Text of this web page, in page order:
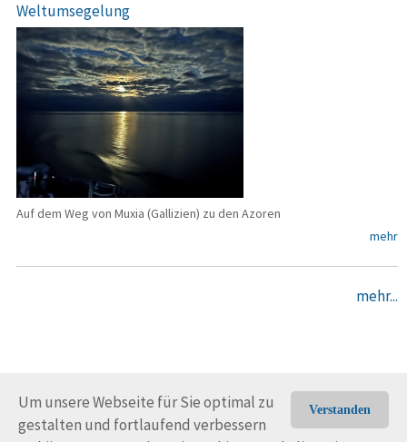
Verstanden
Um unsere Webseite für Sie optimal zu
gestalten und fortlaufend verbessern
Weltumsegelung
Auf dem Weg von Muxia (Gallizien) zu den Azoren
mehr
mehr...
© Trans-Ocean e.V. 2010-2026 Impressum